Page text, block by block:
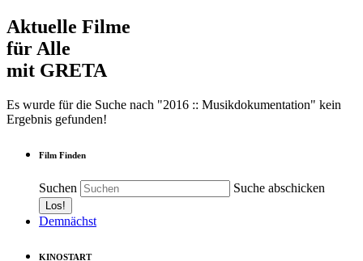
Aktuelle Filme
für Alle
mit GRETA
Es wurde für die Suche nach "2016 :: Musikdokumentation" kein
Ergebnis gefunden!
Film Finden
Suchen Suche abschicken
Demnächst
KINOSTART